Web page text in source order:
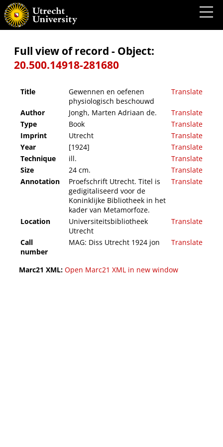
Gewennen en oefenen physiologisch beschouwd
Full view of record - Object:
20.500.14918-281680
Title
Gewennen en oefenen
physiologisch beschouwd
Translate
Author Jongh, Marten Adriaan de.
Translate
Type
Book
Translate
Imprint
Utrecht
Translate
Year
[1924]
Translate
Technique
ill.
Translate
Size
24 cm.
Translate
Annotation
Proefschrift Utrecht. Titel is
gedigitaliseerd voor de
Koninklijke Bibliotheek in het
kader van Metamorfoze.
Translate
Location
Universiteitsbibliotheek
Utrecht
Translate
Call
number
MAG: Diss Utrecht 1924 jon Translate
Marc21 XML: Open Marc21 XML in new window